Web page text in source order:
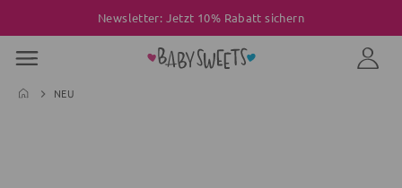
Newsletter: Jetzt 10% Rabatt sichern
NEU